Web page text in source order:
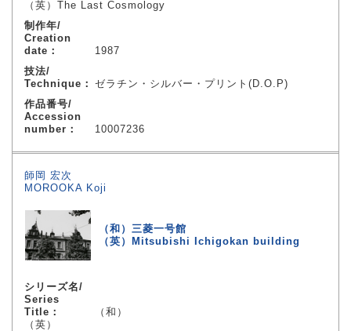
（英）The Last Cosmology
制作年/
Creation
date：
1987
技法/
Technique： ゼラチン・シルバー・プリント(D.O.P)
作品番号/
Accession
number：
10007236
師岡 宏次
MOROOKA Koji
（和）三菱一号館
（英）Mitsubishi Ichigokan building
シリーズ名/
Series
Title：
（和）
（英）